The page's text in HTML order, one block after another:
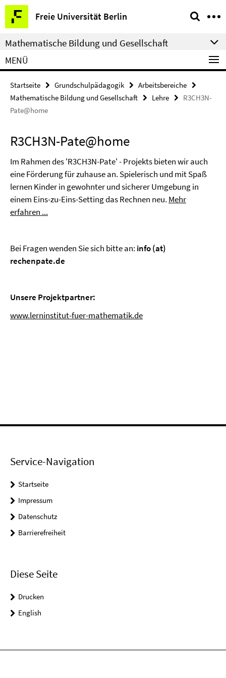
Springe
direkt
zu
Inhalt
Freie Universität Berlin
Service-
Navigation
Mathematische Bildung und Gesellschaft
MENÜ
Startseite Grundschulpädagogik
Arbeitsbereiche
Mathematische Bildung und Gesellschaft
Lehre
R3CH3N-
Pate@home
R3CH3N-Pate@home
Im Rahmen des 'R3CH3N-Pate' - Projekts bieten wir auch
eine Förderung für zuhause an. Spielerisch und mit Spaß
lernen Kinder in gewohnter und sicherer Umgebung in
einem Eins-zu-Eins-Setting das Rechnen neu. Mehr
erfahren ...
Bei Fragen wenden Sie sich bitte an: info(at)
rechenpate.de
Unsere Projektpartner:
www.lerninstitut-fuer-mathematik.de
Service-Navigation
Startseite
Impressum
Datenschutz
Barrierefreiheit
Diese Seite
Drucken
English